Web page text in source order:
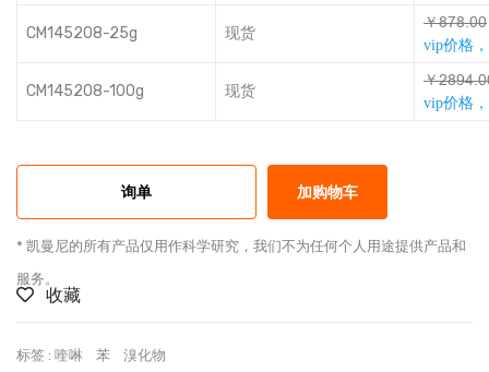
CM145208-25g 现货
￥ŌƚŌţŽŽ
vip价格
CM145208-100g 现货
￥
vip价格
询单 加购物车
* 凯曼尼的所有产品仅用作科学研究，我们不为任何个人用途提供产品和
服务。
收藏
标签 : 喹啉 苯
溴化物